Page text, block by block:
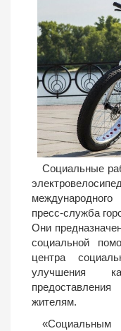
Социальные
пресс-служба
Они
социальной
центра
улучшения
жителям.